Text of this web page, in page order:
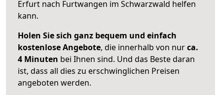
Erfurt nach Furtwangen im Schwarzwald helfen
kann.
Holen Sie sich ganz bequem und einfach
kostenlose Angebote, die innerhalb von nurca.
4 Minuten bei Ihnen sind. Und das Beste daran
ist, dass all dies zu erschwinglichen Preisen
angeboten werden.